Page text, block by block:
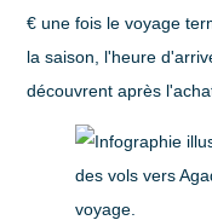
€ une fois le voyage
la saison, l'heure
découvrent après